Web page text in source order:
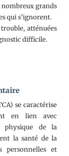
nombreux grands
qui s’ignorent.
atténuées
difficile.
se caractérise
en lien avec
physique de la
la santé de la
personnelles et